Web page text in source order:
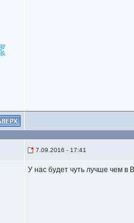
7.09.2016 - 17:41
У нас будет чуть лучше чем в